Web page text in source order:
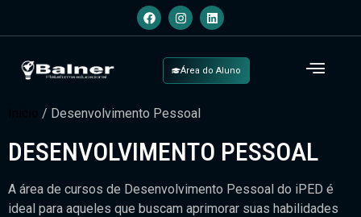
Área do Aluno
/ Desenvolvimento Pessoal
DESENVOLVIMENTO PESSOAL
A área de cursos de Desenvolvimento Pessoal do iPED é
ideal para aqueles que buscam aprimorar suas habilidades